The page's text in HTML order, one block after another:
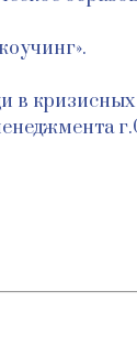
в кризисных